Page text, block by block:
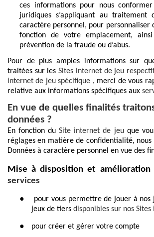
ces informations pour nous
juridiques s’appliquant au traitement
caractère personnel, pour personnaliser
fonction de votre emplacement,
prévention de la fraude ou d’abus.
Pour de plus amples informations sur
traitées sur lesSites internet de jeu
internet de jeu spécifique , merci de vous
relative aux informations spécifiques aux
En vue de quelles finalités
données ?
En fonction duSite internet de jeuque
réglages en matière de confidentialité, nous
Données à caractère personnel en vue des
Mise à disposition et
services
●
pour vous permettre de jouer à nos
jeux de tiers disponibles sur nos
● pour créer et gérer votre compte